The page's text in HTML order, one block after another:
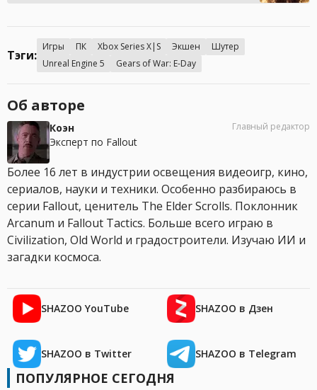
Тэги:
Игры ПК Xbox Series X|S Экшен
Шутер
Unreal Engine 5
Gears of War: E-Day
Об авторе
Коэн
Эксперт по Fallout
Главный редактор
Более 16 лет в индустрии освещения видеоигр, кино,
сериалов, науки и техники. Особенно разбираюсь в
серии Fallout, ценитель The Elder Scrolls. Поклонник
Arcanum и Fallout Tactics. Больше всего играю в
Civilization, Old World и градостроители. Изучаю ИИ и
загадки космоса.
SHAZOO YouTube SHAZOO в Дзен
SHAZOO в Twitter SHAZOO в Telegram
ПОПУЛЯРНОЕ СЕГОДНЯ